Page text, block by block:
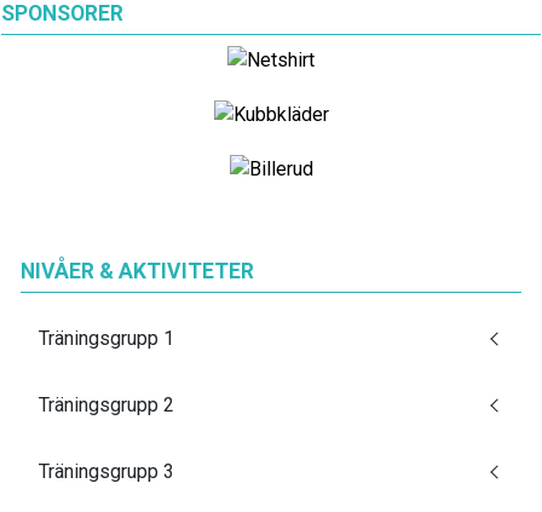
SPONSORER
NIVÅER & AKTIVITETER
Träningsgrupp 1
Träningsgrupp 2
Träningsgrupp 3